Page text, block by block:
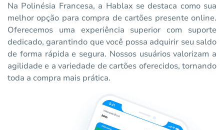
Na Polinésia Francesa, a Hablax se destaca como sua
melhor opção para compra de cartões presente online.
Oferecemos uma experiência superior com suporte
dedicado, garantindo que você possa adquirir seu saldo
de forma rápida e segura. Nossos usuários valorizam a
agilidade e a variedade de cartões oferecidos, tornando
toda a compra mais prática.